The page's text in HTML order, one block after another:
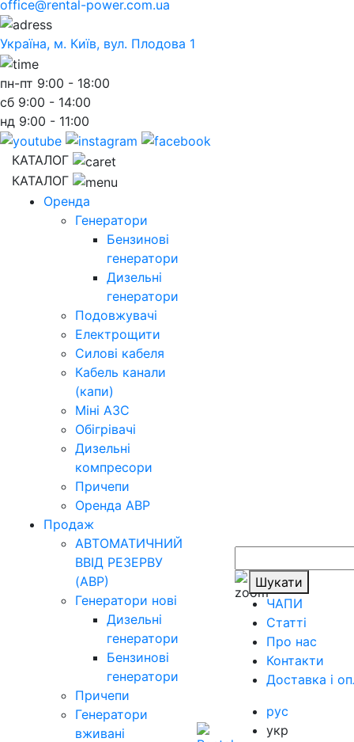
office@rental-power.com.ua
Україна, м. Київ, вул. Плодова 1
пн-пт 9:00 - 18:00
сб 9:00 - 14:00
нд 9:00 - 11:00
КАТАЛОГ
КАТАЛОГ
Оренда
Генератори
Бензинові
генератори
Дизельні
генератори
Подовжувачі
Електрощити
Силові кабеля
Кабель канали
(капи)
Міні АЗС
Обігрівачі
Дизельні
компресори
Причепи
Оренда АВР
Продаж
АВТОМАТИЧНИЙ
ВВІД РЕЗЕРВУ
(АВР)
Генератори нові
Дизельні
генератори
Бензинові
генератори
Причепи
Генератори
вживані
Шукати
ЧАПИ
Статті
Про нас
Контакти
Доставка і
рус
укр